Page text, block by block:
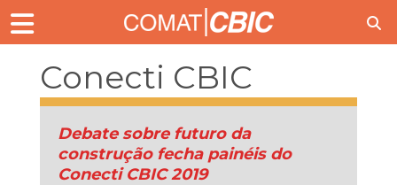
Conecti CBIC
Debate sobre futuro da
construção fecha painéis do
Conecti CBIC 2019